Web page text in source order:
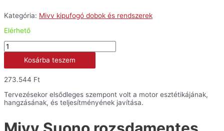
Kategória: Mivv kipufogó dobok és rendszerek
Elérhető
Mivv
Suono
rozsdamentes
acél
kipufogó
-
CBR600RR
'13-
Kosárba teszem
273.544 Ft
Tervezésekor elsődleges szempont volt a motor esztétikájának,
hangzásának, és teljesítményének javítása.